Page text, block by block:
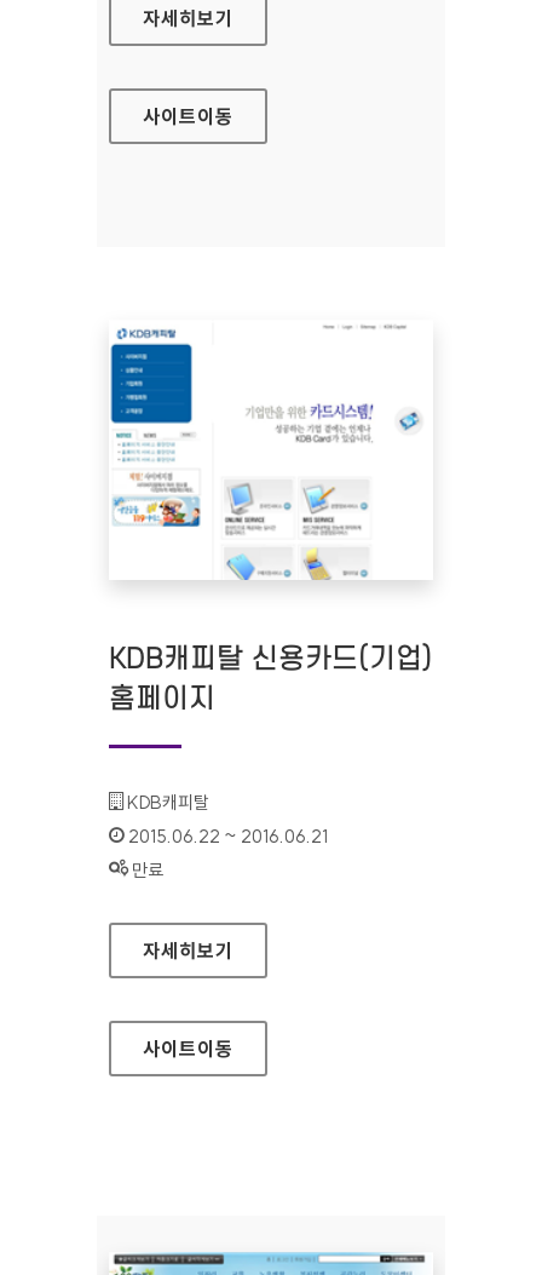
풀무원채용 홈페이지
자세히보기
사이트이동
KDB캐피탈 신용카드(기업)
홈페이지
기관명 :
KDB캐피탈
인증기간 :
2015.06.22 ~ 2016.06.21
상태 :
만료
KDB캐피탈 신용카드(기업) 홈페이지
자세히보기
사이트이동